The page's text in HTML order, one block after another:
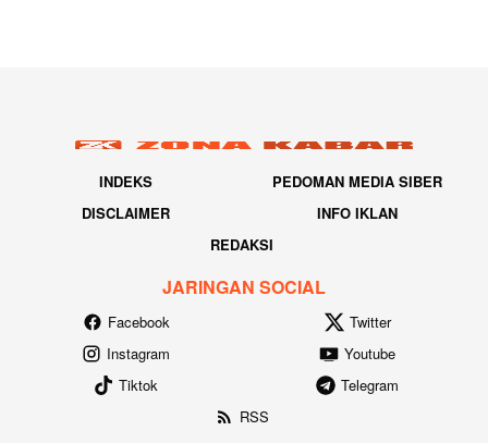
INDEKS
PEDOMAN MEDIA SIBER
DISCLAIMER
INFO IKLAN
REDAKSI
JARINGAN SOCIAL
Facebook
Twitter
Instagram
Youtube
Tiktok
Telegram
RSS